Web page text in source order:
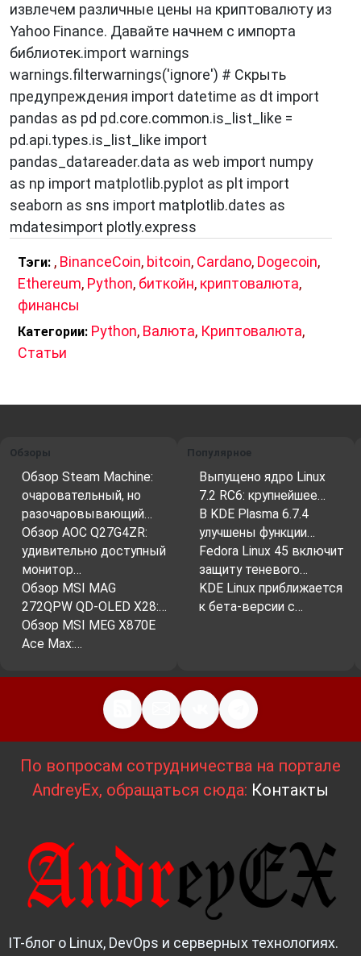
извлечем различные цены на криптовалюту из
Yahoo Finance. Давайте начнем с импорта
библиотек.import warnings
warnings.filterwarnings('ignore') # Скрыть
предупреждения import datetime as dt import
pandas as pd pd.core.common.is_list_like =
pd.api.types.is_list_like import
pandas_datareader.data as web import numpy
as np import matplotlib.pyplot as plt import
seaborn as sns import matplotlib.dates as
mdatesimport plotly.express
Тэги: , BinanceCoin, bitcoin, Cardano, Dogecoin,
Ethereum, Python, биткойн, криптовалюта,
финансы
Категории: Python, Валюта, Криптовалюта,
Статьи
Обзоры
Обзор Steam Machine:
очаровательный, но
разочаровывающий…
Обзор AOC Q27G4ZR:
удивительно доступный
монитор…
Обзор MSI MAG
272QPW QD-OLED X28:…
Обзор MSI MEG X870E
Ace Max:…
Популярное
Выпущено ядро Linux
7.2 RC6: крупнейшее…
В KDE Plasma 6.7.4
улучшены функции…
Fedora Linux 45 включит
защиту теневого…
KDE Linux приближается
к бета-версии с…
По вопросам сотрудничества на портале
AndreyEx, обращаться сюда: Контакты
IT-блог о Linux, DevOps и серверных технологиях.